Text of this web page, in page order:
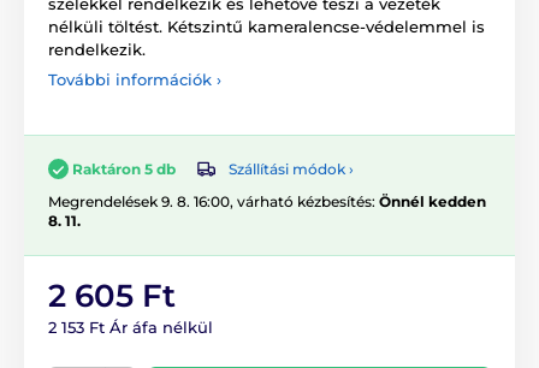
nélküli töltést. Kétszintű kameralencse-védelemmel is
rendelkezik.
További információk ›
Raktáron 5 db
Szállítási módok ›
Megrendelések 9. 8. 16:00, várható kézbesítés: Önnél kedden
8. 11.
2 605 Ft
2 153 Ft Ár áfa nélkül